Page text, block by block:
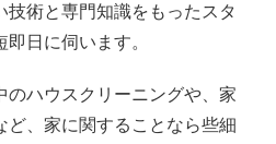
技術と専門知識をもったスタ
日に伺います。
のハウスクリーニングや、家
ど、家に関することなら些細